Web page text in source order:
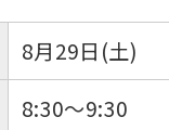
8月29日(土)
8:30～9:30